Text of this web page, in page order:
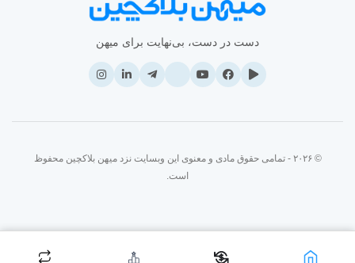
دست در دست، بی‌نهایت برای میهن
© ۲۰۲۶ - تمامی حقوق مادی و معنوی این وبسایت نزد میهن بلاکچین محفوظ
است.